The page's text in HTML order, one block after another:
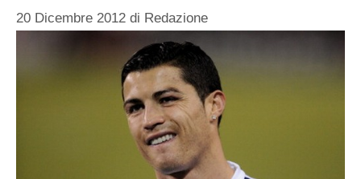
20 Dicembre 2012 di Redazione